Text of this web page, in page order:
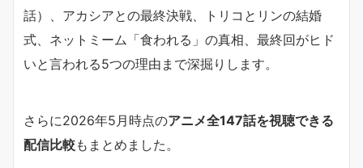
話）、アカシアとの最終決戦、トリコとリンの結婚
式、ネットミーム「食われる」の真相、最終回がヒド
いと言われる5つの理由まで深掘りします。
さらに2026年5月時点のアニメ全147話を視聴できる
配信比較もまとめました。